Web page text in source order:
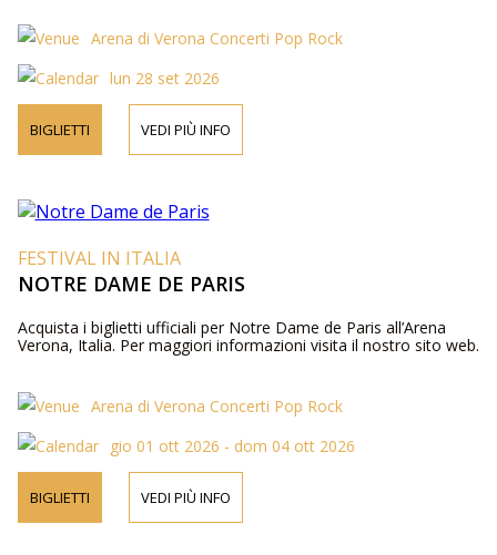
Arena di Verona Concerti Pop Rock
lun 28 set 2026
BIGLIETTI VEDI PIÙ INFO
FESTIVAL IN ITALIA
NOTRE DAME DE PARIS
Acquista i biglietti ufficiali per Notre Dame de Paris all’Arena
Verona, Italia. Per maggiori informazioni visita il nostro sito web.
Arena di Verona Concerti Pop Rock
gio 01 ott 2026 - dom 04 ott 2026
BIGLIETTI VEDI PIÙ INFO